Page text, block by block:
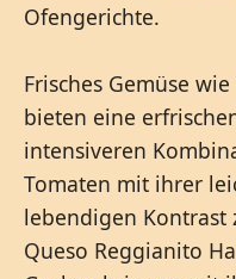
Ofengerichte.
Frisches Gemüse
bieten eine
intensiveren
Tomaten mit ihrer
lebendigen Kontrast
Queso Reggianito